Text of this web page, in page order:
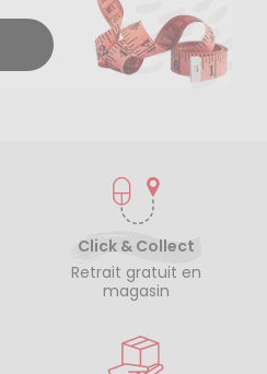
Click & Collect
Retrait gratuit en
magasin